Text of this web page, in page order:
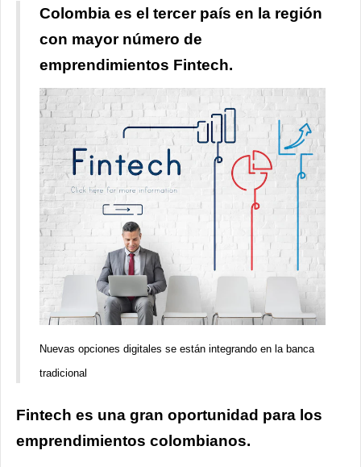
antecedentes judiciales
Colombia es el tercer país en la región
con mayor número de
emprendimientos Fintech.
Nuevas opciones digitales se están integrando en la banca
tradicional
Fintech es una gran oportunidad para los
emprendimientos colombianos.